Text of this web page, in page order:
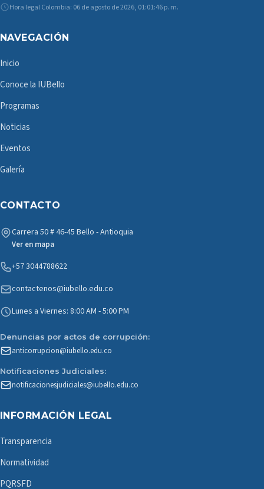
Hora legal Colombia: 06 de agosto de 2026, 01:01:47 p. m.
NAVEGACIÓN
Inicio
Conoce la IUBello
Programas
Noticias
Eventos
Galería
CONTACTO
Carrera 50 # 46-45 Bello - Antioquia
Ver en mapa
+57 3044788622
contactenos@iubello.edu.co
Lunes a Viernes: 8:00 AM - 5:00 PM
Denuncias por actos de corrupción:
anticorrupcion@iubello.edu.co
Notificaciones Judiciales:
notificacionesjudiciales@iubello.edu.co
INFORMACIÓN LEGAL
Transparencia
Normatividad
PQRSFD